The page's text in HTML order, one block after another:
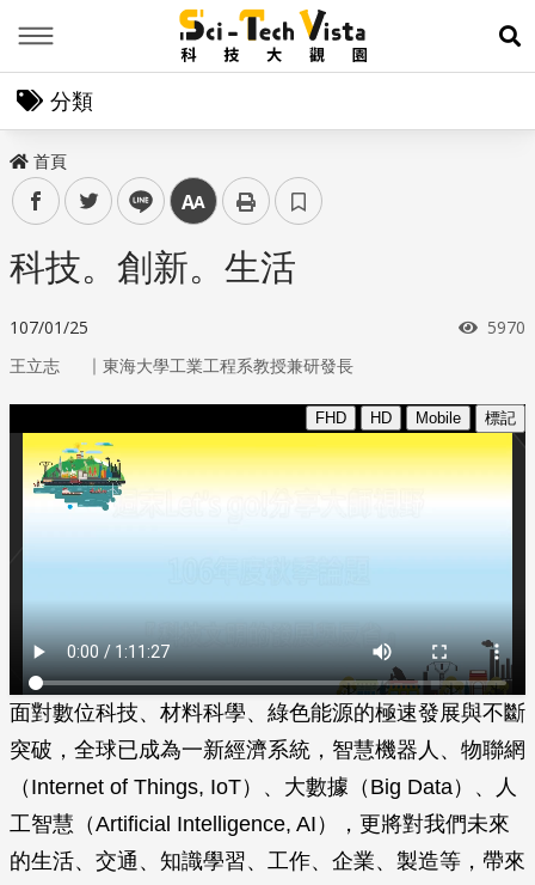
展
分類
首頁
facebooktwitter line 中
科技。創新。生活
107/01/25 瀏覽
5970
王立志 ｜ 東海大學工業工程系教授兼研發長
面對數位科技、材料科學、綠色能源的極速發展與不斷
突破，全球已成為一新經濟系統，智慧機器人、物聯網
（Internet of Things, IoT）、大數據（Big Data）、人
工智慧（Artificial Intelligence, AI），更將對我們未來
的生活、交通、知識學習、工作、企業、製造等，帶來